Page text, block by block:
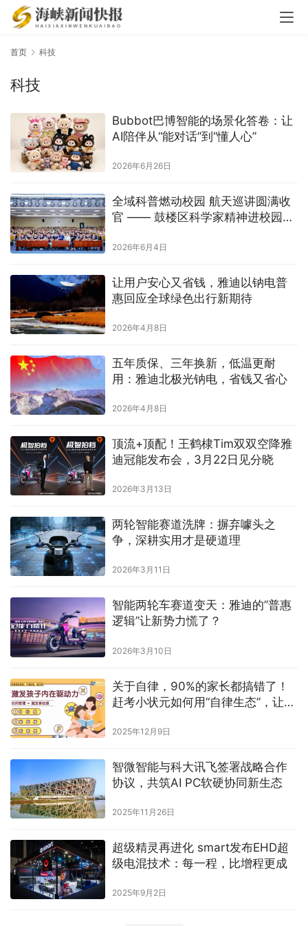
首页 科技
科技
Bubbot巴博智能的场景化答卷：让
AI陪伴从“能对话”到“懂人心”
2026年6月26日
全域科普燃动校园 航天巡讲圆满收
官 —— 鼓楼区科学家精神进校园系
2026年6月4日
让用户安心又省钱，雅迪以钠电普
惠回应全球绿色出行新期待
2026年4月8日
五年质保、三年换新，低温更耐
用：雅迪北极光钠电，省钱又省心
2026年4月8日
顶流+顶配！王鹤棣Tim双双空降雅
迪冠能发布会，3月22日见分晓
2026年3月13日
两轮智能赛道洗牌：摒弃噱头之
争，深耕实用才是硬道理
2026年3月11日
智能两轮车赛道变天：雅迪的”普惠
逻辑”让新势力慌了？
2026年3月10日
关于自律，90%的家长都搞错了！
赶考小状元如何用“自律生态”，让孩
2025年12月9日
智微智能与科大讯飞签署战略合作
协议，共筑AI PC软硬协同新生态
2025年11月26日
超级精灵再进化 smart发布EHD超
级电混技术：每一程，比增程更成
2025年9月2日